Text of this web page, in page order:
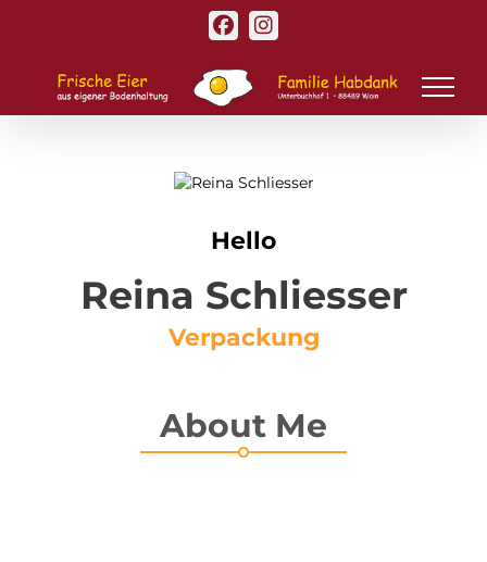
Facebook
Instagram
Hello
Reina Schliesser
Verpackung
About Me